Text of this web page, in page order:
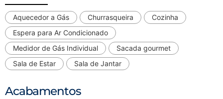
Aquecedor a Gás Churrasqueira
Cozinha
Espera para Ar Condicionado
Medidor de Gás Individual
Sacada gourmet
Sala de Estar
Sala de Jantar
Acabamentos